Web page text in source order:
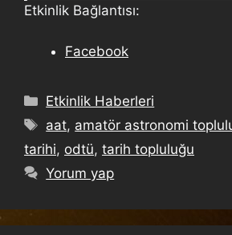
Etkinlik Bağlantısı:
Facebook
Etkinlik Haberleri
aat, amatör astronomi
tarihi, odtü, tarih topluluğu
Yorum yap